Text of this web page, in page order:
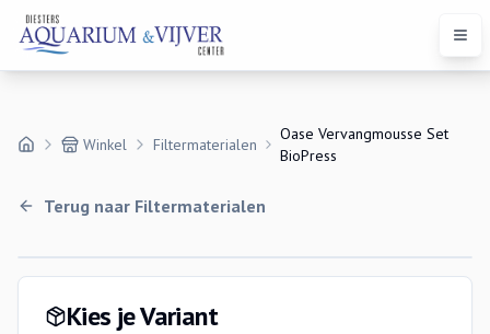
Winkel Filtermaterialen
Oase Vervangmousse Set
BioPress
Terug naar Filtermaterialen
Kies je Variant